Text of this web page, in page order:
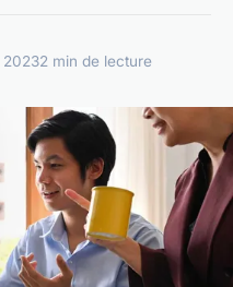
20232 min de lecture